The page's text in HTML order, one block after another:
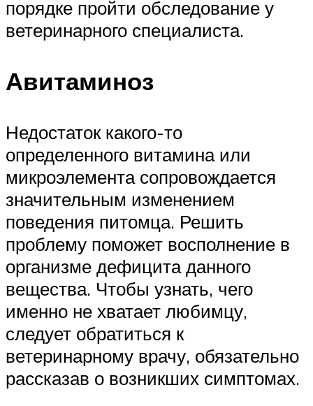
порядке пройти обследование у
ветеринарного специалиста.
Авитаминоз
Недостаток какого-то
определенного витамина или
микроэлемента сопровождается
значительным изменением
поведения питомца. Решить
проблему поможет восполнение в
организме дефицита данного
вещества. Чтобы узнать, чего
именно не хватает любимцу,
следует обратиться к
ветеринарному врачу, обязательно
рассказав о возникших симптомах.